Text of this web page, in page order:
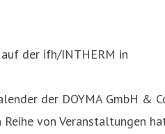
der ifh/INTHERM in
der DOYMA GmbH &
von Veranstaltungen